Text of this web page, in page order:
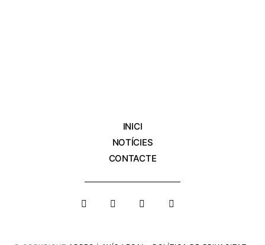
INICI
NOTÍCIES
CONTACTE